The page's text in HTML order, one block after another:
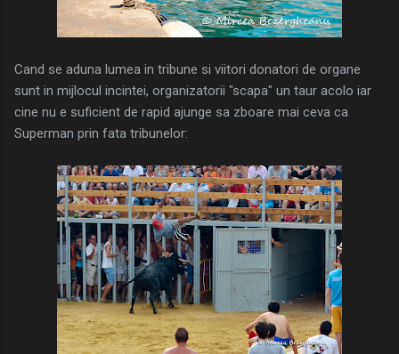
Cand se aduna lumea in tribune si viitori donatori de organe
sunt in mijlocul incintei, organizatorii "scapa" un taur acolo iar
cine nu e suficient de rapid ajunge sa zboare mai ceva ca
Superman prin fata tribunelor: